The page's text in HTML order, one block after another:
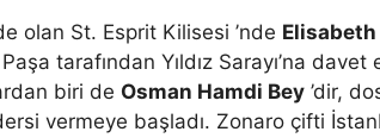
olan St. Esprit Kilisesi ’nde
tarafından Yıldız Sarayı’na
biri de Osman Hamdi Bey ’dir,
vermeye başladı. Zonaro çifti